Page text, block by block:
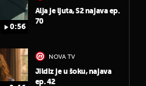
0:56
Alja je ljuta, S2 najava ep.
70
NOVA TV
Jildiz je u šoku, najava
ep. 42